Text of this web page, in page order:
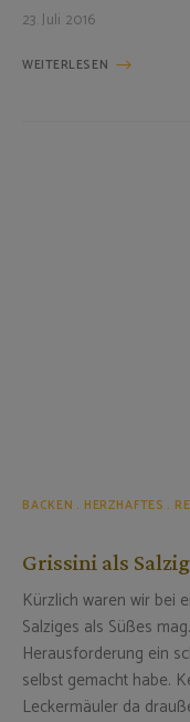
23. Juli 2016
WEITERLESEN
BACKEN HERZHAFTES
Grissini als
Kürzlich waren wir bei
Salziges als Süßes
Herausforderung ein
selbst gemacht habe.
Leckermäuler da